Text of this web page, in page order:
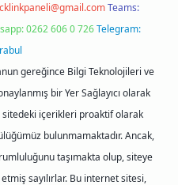
Teams:
0262 606 0 726Telegram:
gereğince Bilgi Teknolojileri ve
bir Yer Sağlayıcı olarak
içerikleri proaktif olarak
bulunmamaktadır. Ancak,
taşımakta olup, siteye
sayılırlar. Bu internet sitesi,